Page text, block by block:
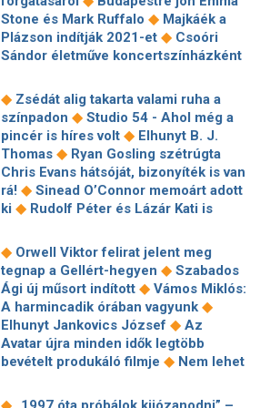
maga a film ◆Új sorozat készül A
Korona mintájára◆A Madách-
univerzum nyomozói
◆ Caligula
Stone és Mark Ruffalo ◆ Majkáék a
Plázson indítják 2021-et ◆ Csoóri
Sándor életműve koncertszínházként
Berlinale nyári különkiadása – magyar
filmek is versenyben◆ A démonok és
kétségek között
◆ 519 percnyi zenét
kínáló John Lennon-kiadvány jelent
meg ◆Az élőszereplős A kis
hableány kiszivárgott forgatási fotóin
szemügyre vehetjük a partra vetett
Arielt ◆
egyik legnagyobb amerikai
westernhőst◆Idén ismét
fesztiválozhatnak a régizene kedvelői
◆ Zsédát alig takarta valami ruha a
színpadon ◆ Studio 54 - Ahol még a
pincér is híres volt ◆ Elhunyt B. J.
Thomas ◆ Ryan Gosling szétrúgta
Chris Evans hátsóját, bizonyíték is van
rá! ◆ Sinead O’Connor memoárt adott
ki ◆ Rudolf Péter és Lázár Kati is
A kis hableány gonoszának,
Ursulának is kéne egy saját film◆
A
gyermeknapon debütált a Netflixen a
börtönben lévő apák és gyermekeik
történetéről szóló magyar film
◆
Köztársasági elnök lenne az ismert
zenész◆
Kulturális programözön
Szentendrén ◆ Fábry Sándor
◆ Orwell Viktor felirat jelent meg
tegnap a Gellért-hegyen ◆ Szabados
Ági új műsort indított ◆ Vámos Miklós:
A harmincadik órában vagyunk ◆
Elhunyt Jankovics József ◆ Az
Avatar újra minden idők legtöbb
bevételt produkáló filmje ◆ Nem lehet
kapott David Fincher filmje, a Mank,